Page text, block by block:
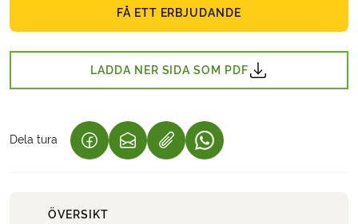
FÅ ETT ERBJUDANDE
LADDA NER SIDA SOM PDF
Dela tura (LÄNKEN ÖPPNAS I EN NY FLIK)
(LÄNKEN ÖPPNAS I EN NY FLIK)
(LÄNKEN ÖPPNAS I EN
ÖVERSIKT